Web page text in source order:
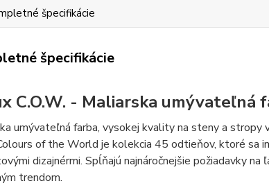
špecifikácie
špecifikácie
C.O.W. - Maliarska umývateľná
umývateľná farba, vysokej kvality na steny a
of the World je kolekcia 45 odtieňov, ktoré sa
dizajnérmi. Spĺňajú najnáročnejšie požiadavky
trendom.